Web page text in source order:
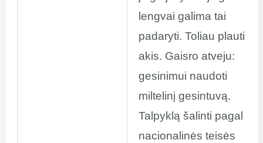
lengvai galima tai
padaryti. Toliau plauti
akis. Gaisro atveju:
gesinimui naudoti
miltelinį gesintuvą.
Talpyklą šalinti pagal
nacionalinės teisės